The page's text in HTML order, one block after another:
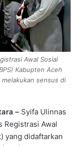
Awal Sosial
Kabupten Aceh
melakukan sensus di
– Syifa Ulinnas
Registrasi Awal
yang didaftarkan